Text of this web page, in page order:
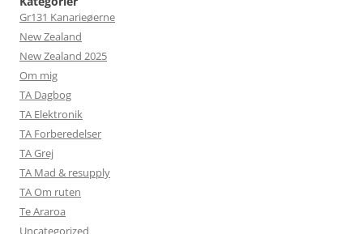
Gr131 Kanarieøerne
New Zealand
New Zealand 2025
Om mig
TA Dagbog
TA Elektronik
TA Forberedelser
TA Grej
TA Mad & resupply
TA Om ruten
Te Araroa
Uncategorized